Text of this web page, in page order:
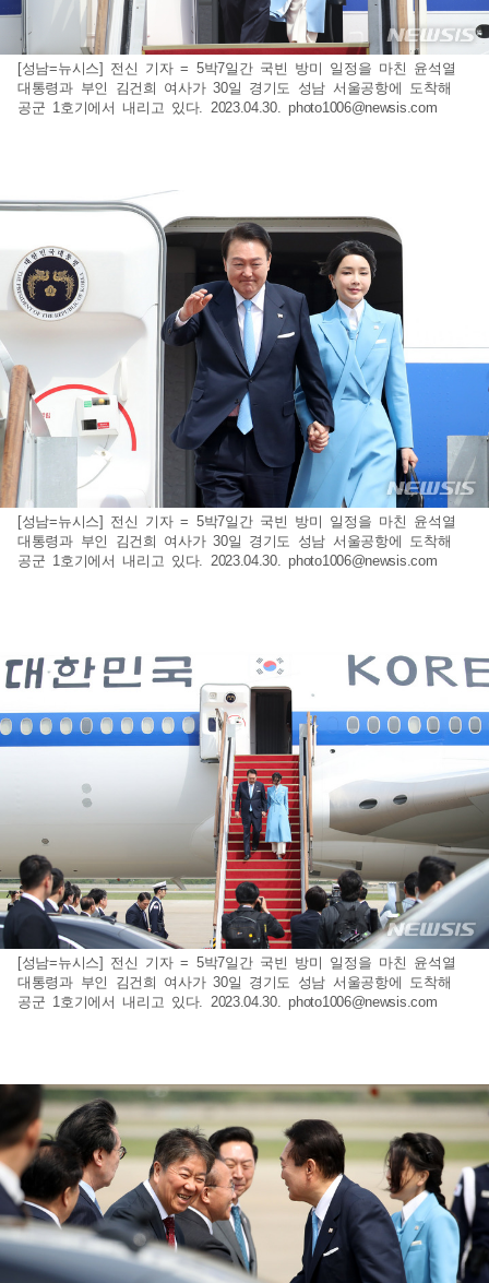
[성남=뉴시스] 전신 기자 = 5박7일간 국빈 방미 일정을 마친 윤석열
대통령과 부인 김건희 여사가 30일 경기도 성남 서울공항에 도착해
공군 1호기에서 내리고 있다. 2023.04.30.photo1006@newsis.com
[성남=뉴시스] 전신 기자 = 5박7일간 국빈 방미 일정을 마친 윤석열
대통령과 부인 김건희 여사가 30일 경기도 성남 서울공항에 도착해
공군 1호기에서 내리고 있다. 2023.04.30.photo1006@newsis.com
[성남=뉴시스] 전신 기자 = 5박7일간 국빈 방미 일정을 마친 윤석열
대통령과 부인 김건희 여사가 30일 경기도 성남 서울공항에 도착해
공군 1호기에서 내리고 있다. 2023.04.30.photo1006@newsis.com